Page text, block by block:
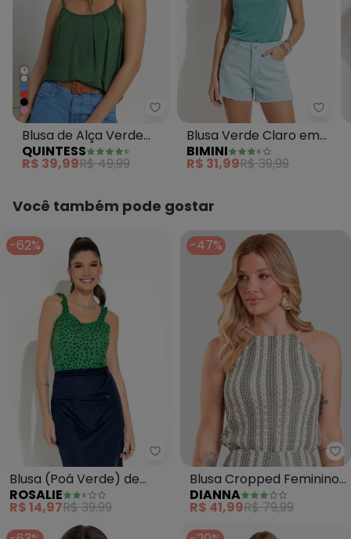
+
Quintess - Blusa de Alça Verde
Blusa de Alça Verde
Militar
QUINTESS
R$ 39,99R$ 49,99
Blusa Verde Claro em
Malha Crepe
BIMINI
R$ 31,99R$ 39,99
Você também pode gostar
-62%
Rosalie - Blusa (Poá Verde) de
Blusa (Poá Verde) de
Alças
ROSALIE
R$ 14,97R$ 39,99
-47%
Blusa Cropped Feminino
com Torçal Cru (Verde)
DIANNA
R$ 41,99R$ 79,99